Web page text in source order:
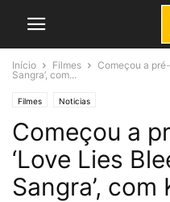
Início Filmes
Começou a
Sangra’, com...
Filmes Noticias
Começou a
‘Love Lies
Sangra’,